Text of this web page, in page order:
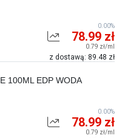
78.99 zł
0.79 zł/ml
z dostawą: 89.48 zł
0.00%
100ML EDP WODA
78.99 zł
0.79 zł/ml
0.00%